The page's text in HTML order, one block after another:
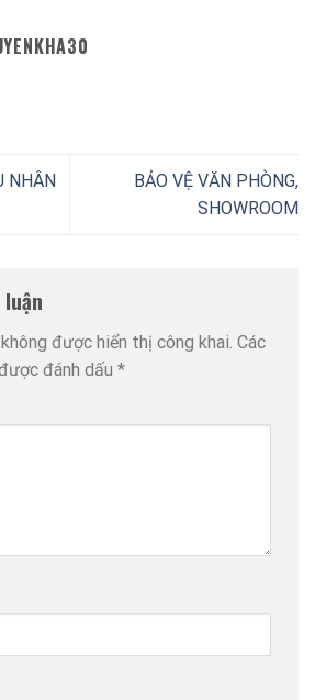
NHÂN
BẢO VỆ VĂN PHÒNG,
SHOWROOM
được hiển thị công khai. Các
đánh dấu *